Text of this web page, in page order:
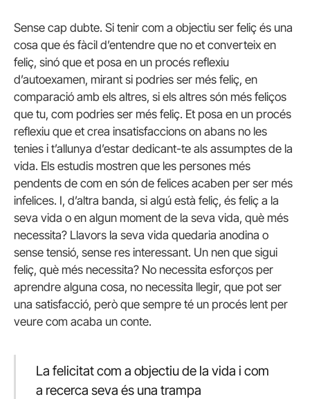
Sense cap dubte. Si tenir com a objectiu ser feliç és una
cosa que és fàcil d’entendre que no et converteix en
feliç, sinó que et posa en un procés reflexiu
d’autoexamen, mirant si podries ser més feliç, en
comparació amb els altres, si els altres són més feliços
que tu, com podries ser més feliç. Et posa en un procés
reflexiu que et crea insatisfaccions on abans no les
tenies i t’allunya d’estar dedicant-te als assumptes de la
vida. Els estudis mostren que les persones més
pendents de com en són de felices acaben per ser més
infelices. I, d’altra banda, si algú està feliç, és feliç a la
seva vida o en algun moment de la seva vida, què més
necessita? Llavors la seva vida quedaria anodina o
sense tensió, sense res interessant. Un nen que sigui
feliç, què més necessita? No necessita esforços per
aprendre alguna cosa, no necessita llegir, que pot ser
una satisfacció, però que sempre té un procés lent per
veure com acaba un conte.
La felicitat com a objectiu de la vida i com
a recerca seva és una trampa